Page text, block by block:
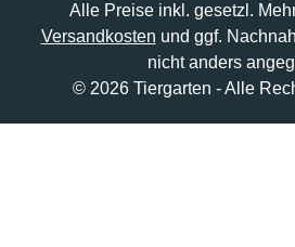
Alle Preise inkl. gesetzl.
Versandkosten und ggf.
nicht anders
© 2026 Tiergarten - Alle